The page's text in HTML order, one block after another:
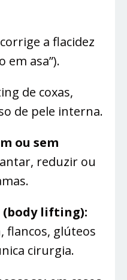
corrige a flacidez
em asa”).
de coxas,
de pele interna.
ou sem
reduzir ou
lifting):
flancos, glúteos
cirurgia.